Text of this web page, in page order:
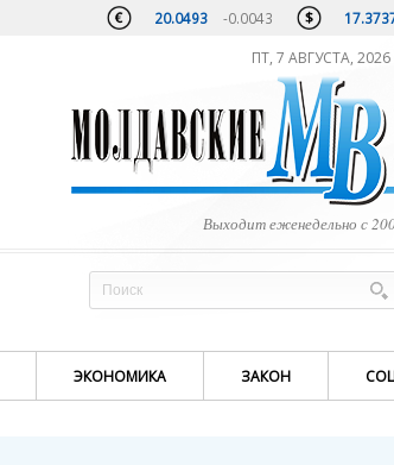
20.0493 -0.0043
ПТ, 7 АВГУСТА, 2026
Выходит еженедельно с
ЭКОНОМИКА ЗАКОН